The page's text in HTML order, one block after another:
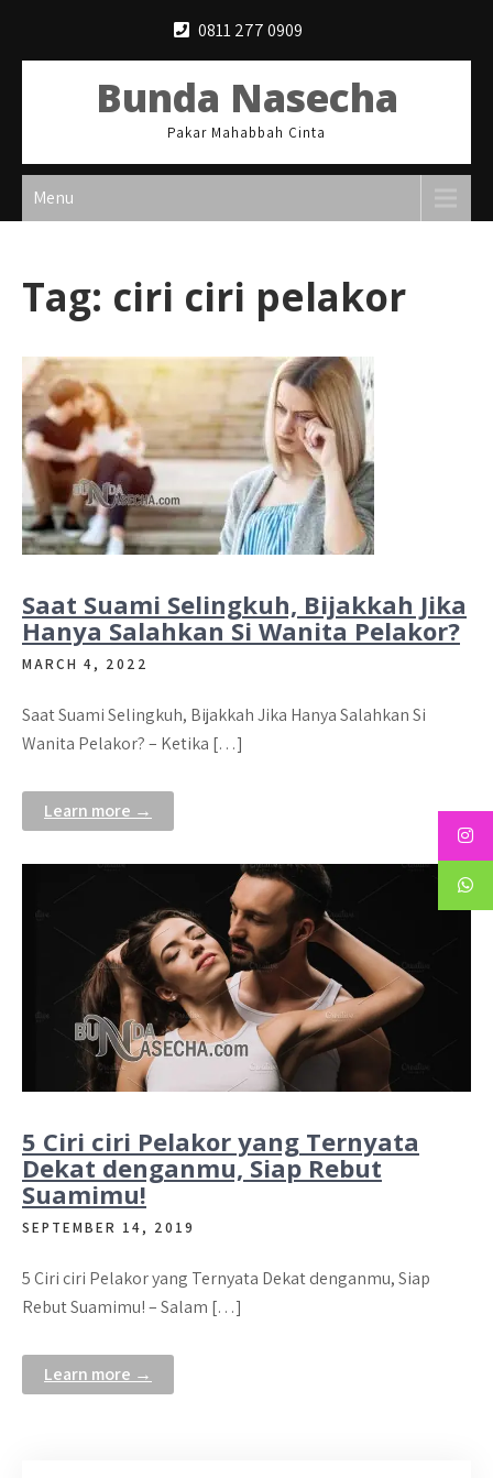
0811 277 0909
Bunda Nasecha
Pakar Mahabbah Cinta
Menu
Tag: ciri ciri pelakor
Saat Suami Selingkuh, Bijakkah Jika
Hanya Salahkan Si Wanita Pelakor?
MARCH 4, 2022
Saat Suami Selingkuh, Bijakkah Jika Hanya Salahkan Si
Wanita Pelakor? – Ketika […]
Learn more →
5 Ciri ciri Pelakor yang Ternyata
Dekat denganmu, Siap Rebut
Suamimu!
SEPTEMBER 14, 2019
5 Ciri ciri Pelakor yang Ternyata Dekat denganmu, Siap
Rebut Suamimu! – Salam […]
Learn more →